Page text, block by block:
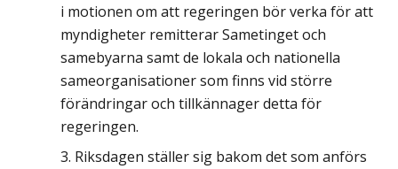
i motionen om att regeringen bör verka för att
myndigheter remitterar Sametinget och
samebyarna samt de lokala och nationella
sameorganisationer som finns vid större
förändringar och tillkännager detta för
regeringen.
Riksdagen ställer sig bakom det som anförs